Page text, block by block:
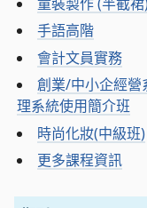
手語高階
會計文員實務
創業/中小企經營
理系統使用簡介班
時尚化妝(中級班)
更多課程資訊